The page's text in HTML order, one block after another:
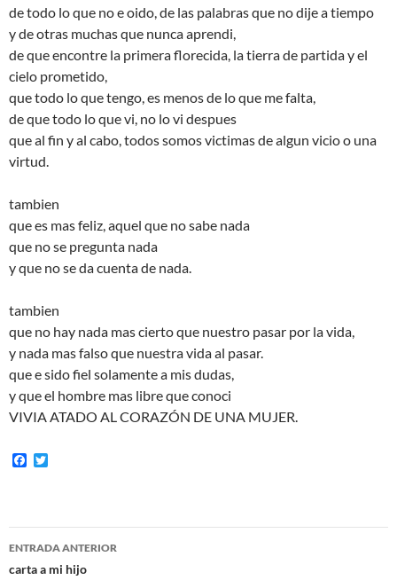
de todo lo que no e oido, de las palabras que no dije a tiempo
y de otras muchas que nunca aprendi,
de que encontre la primera florecida, la tierra de partida y el
cielo prometido,
que todo lo que tengo, es menos de lo que me falta,
de que todo lo que vi, no lo vi despues
que al fin y al cabo, todos somos victimas de algun vicio o una
virtud.
tambien
que es mas feliz, aquel que no sabe nada
que no se pregunta nada
y que no se da cuenta de nada.
tambien
que no hay nada mas cierto que nuestro pasar por la vida,
y nada mas falso que nuestra vida al pasar.
que e sido fiel solamente a mis dudas,
y que el hombre mas libre que conoci
VIVIA ATADO AL CORAZÓN DE UNA MUJER.
F
o
o
e
r
Navegación
de
ENTRADA ANTERIOR
carta a mi hijo